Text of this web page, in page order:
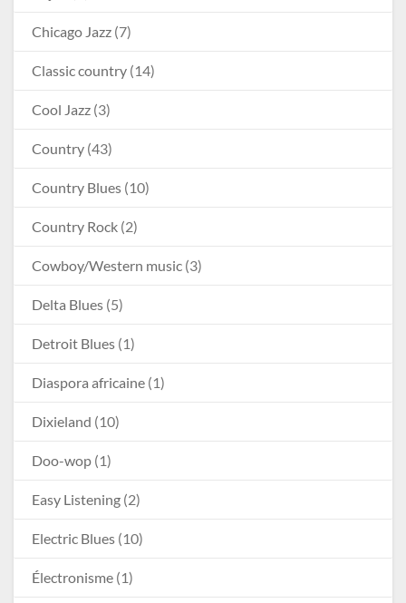
Chicago Jazz (7)
Classic country (14)
Cool Jazz (3)
Country (43)
Country Blues (10)
Country Rock (2)
Cowboy/Western music (3)
Delta Blues (5)
Detroit Blues (1)
Diaspora africaine (1)
Dixieland (10)
Doo-wop (1)
Easy Listening (2)
Electric Blues (10)
Électronisme (1)